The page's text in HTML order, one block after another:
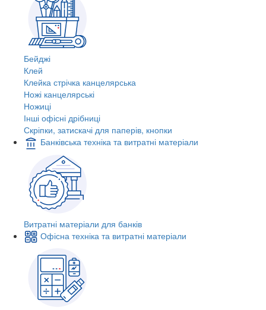
Бейджі
Клей
Клейка стрічка канцелярська
Ножі канцелярські
Ножиці
Інші офісні дрібниці
Скріпки, затискачі для паперів, кнопки
Банківська техніка та витратні матеріали
Витратні матеріали для банків
Офісна техніка та витратні матеріали